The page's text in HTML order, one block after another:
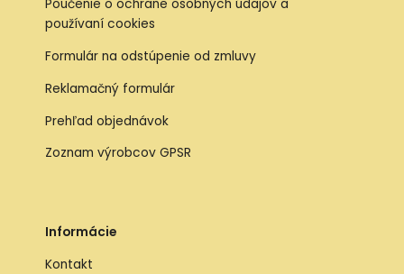
Poučenie o ochrane osobných údajov a
používaní cookies
Formulár na odstúpenie od zmluvy
Reklamačný formulár
Prehľad objednávok
Zoznam výrobcov GPSR
Informácie
Kontakt